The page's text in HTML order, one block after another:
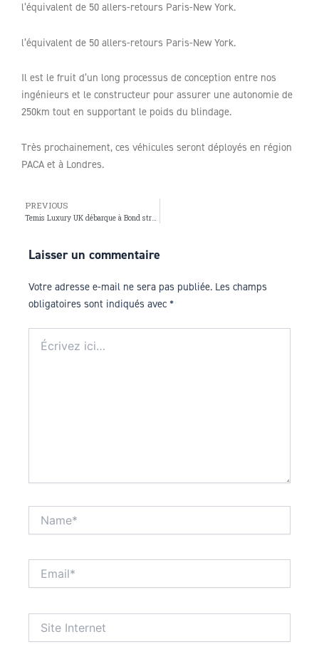
l’équivalent de 50 allers-retours Paris-New York.
l’équivalent de 50 allers-retours Paris-New York.
Il est le fruit d’un long processus de conception entre nos
ingénieurs et le constructeur pour assurer une autonomie de
250km tout en supportant le poids du blindage.
Très prochainement, ces véhicules seront déployés en région
PACA et à Londres.
Prev
PREVIOUS
Laisser un commentaire
Votre adresse e-mail ne sera pas publiée. Les champs
obligatoires sont indiqués avec *
ici…
Internet